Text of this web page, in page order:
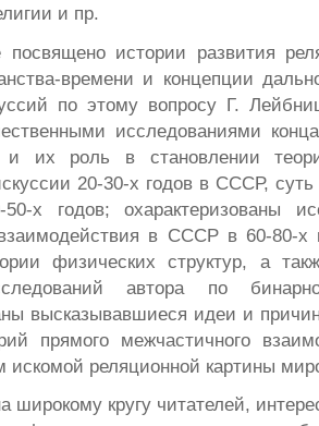
и пр.
посвящено истории развития
времени и концепции
по этому вопросу Г.
исследованиями
роль в становлении
20-30-х годов в СССР,
х годов; охарактеризованы
взаимодействия в СССР в 60-80-
физических структур, а
автора по
высказывавшиеся идеи и
прямого межчастичного
искомой реляционной картины
широкому кругу читателей,